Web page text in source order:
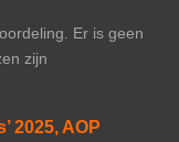
Er is geen
zijn
2025, AOP